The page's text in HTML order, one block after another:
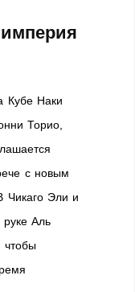
Кубе Наки
Торио,
с новым
Чикаго Эли и
Аль
чтобы